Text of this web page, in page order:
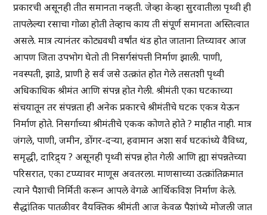
प्रकारची असूनही तीत समानता नव्हती. जेव्हा केव्हा सुरवातीला पृथ्वी ही
तापलेल्या रसाचा गोळा होती तेव्हाच काय ती संपूर्ण समानता अस्तित्वात
असले. मात्र त्यानंतर कोट्यवधी वर्षांत थंड होत जाताना तिच्यावर आज
आपण जिता उपभोग घेतो ती निसर्गसंपत्ती निर्माण झाली. पाणी,
नवस्पती, झाडे, प्राणी हे सर्व जसे उत्क्रांत होत गेले तसतशी पृथ्वी
अधिकाधिक श्रीमंत आणि संपन्न होत गेली. श्रीमंती एका घटकाच्या
संचयातून तर संपन्नता ही अनेक प्रकारचे श्रीमंतीचे घटक एकत्र येऊन
निर्माण होते. निसर्गाच्या श्रीमंतीचे एकक कोणते होते ? माहीत नाही. मात्र
जंगले, पाणी, जमीन, डोंगर-दऱ्या, हवामान अशा सर्व घटकांध्ये वैविध्य,
समृद्धी, दारिद्र्य ? असूनही पृथ्वी संपन्न होत गेली आणि ह्या संपन्नतेच्या
परिसरात, एका टप्प्यावर माणूस अवतरला. माणसाच्या उत्क्रांतिक्रमात
त्याने पैशाची निर्मिती करून आपले वेगळे आर्थिकविश निर्माण केले.
सैद्धांतिक पातळीवर वैयक्तिक श्रीमंती आज केवळ पैशांध्ये मोजली जात